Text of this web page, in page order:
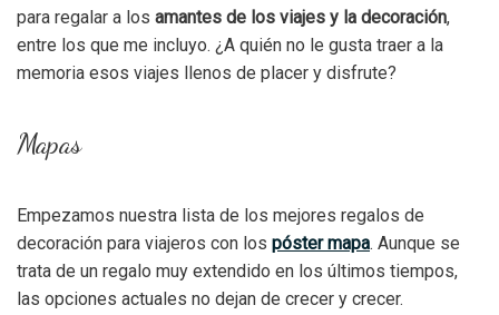
para regalar a los amantes de los viajes y la decoración,
entre los que me incluyo. ¿A quién no le gusta traer a la
memoria esos viajes llenos de placer y disfrute?
Mapas
Empezamos nuestra lista de los mejores regalos de
decoración para viajeros con los póster mapa. Aunque se
trata de un regalo muy extendido en los últimos tiempos,
las opciones actuales no dejan de crecer y crecer.